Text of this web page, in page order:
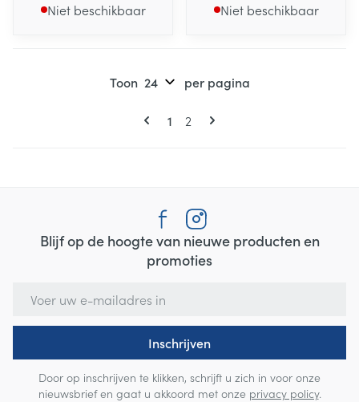
Niet beschikbaar Niet beschikbaar
Pagina's
U lees momenteel pagina
1 Pagina
2
Toon per pagina
Blijf op de hoogte van nieuwe producten en
promoties
Inschrijven
Door op inschrijven te klikken, schrijft u zich in voor onze
nieuwsbrief en gaat u akkoord met onze privacy policy.